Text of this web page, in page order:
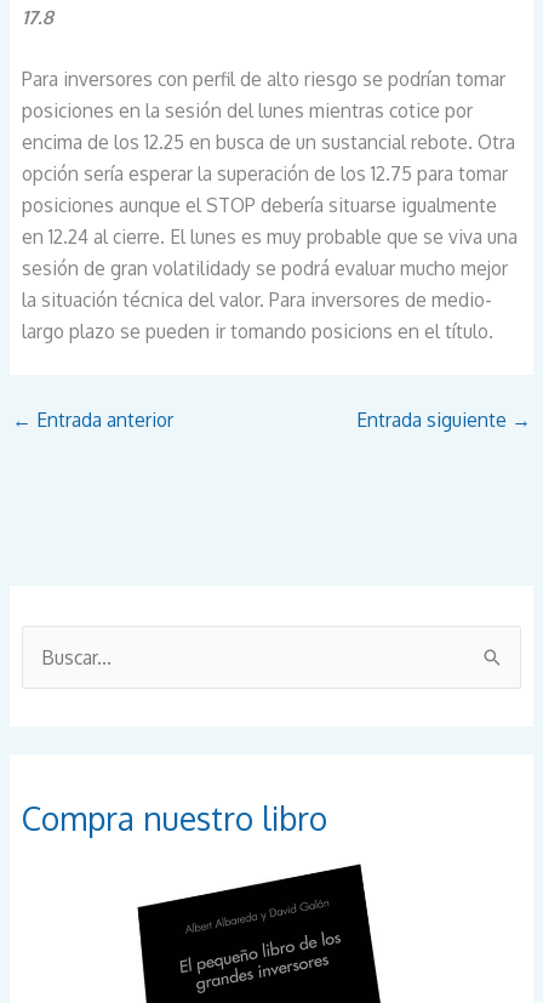
17.8
Para inversores con perfil de alto riesgo se podrían tomar
posiciones en la sesión del lunes mientras cotice por
encima de los 12.25 en busca de un sustancial rebote. Otra
opción sería esperar la superación de los 12.75 para tomar
posiciones aunque el STOP debería situarse igualmente
en 12.24 al cierre. El lunes es muy probable que se viva una
sesión de gran volatilidady se podrá evaluar mucho mejor
la situación técnica del valor. Para inversores de medio-
largo plazo se pueden ir tomando posicions en el título.
← Entrada anterior Entrada siguiente →
rCompra nuestro libro